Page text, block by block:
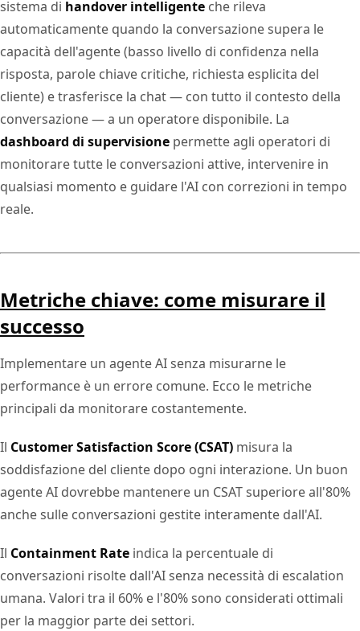
sistema di handover intelligente che rileva
automaticamente quando la conversazione supera le
capacità dell'agente (basso livello di confidenza nella
risposta, parole chiave critiche, richiesta esplicita del
cliente) e trasferisce la chat — con tutto il contesto della
conversazione — a un operatore disponibile. La
dashboard di supervisione permette agli operatori di
monitorare tutte le conversazioni attive, intervenire in
qualsiasi momento e guidare l'AI con correzioni in tempo
reale.
Metriche chiave: come misurare il
successo
Implementare un agente AI senza misurarne le
performance è un errore comune. Ecco le metriche
principali da monitorare costantemente.
Il Customer Satisfaction Score (CSAT) misura la
soddisfazione del cliente dopo ogni interazione. Un buon
agente AI dovrebbe mantenere un CSAT superiore all'80%
anche sulle conversazioni gestite interamente dall'AI.
Il Containment Rate indica la percentuale di
conversazioni risolte dall'AI senza necessità di escalation
umana. Valori tra il 60% e l'80% sono considerati ottimali
per la maggior parte dei settori.